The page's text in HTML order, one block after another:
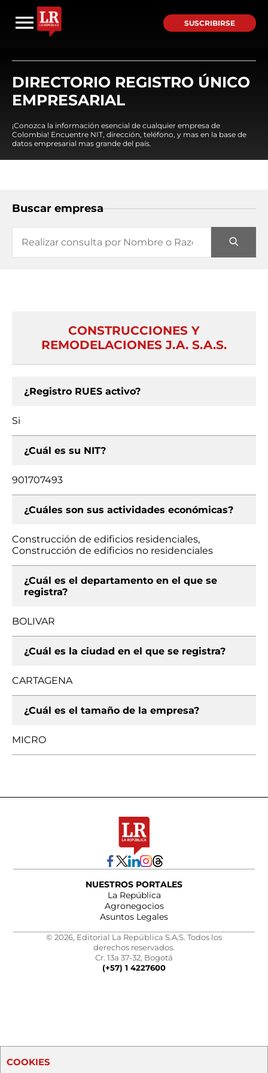
SUSCRIBIRSE
DIRECTORIO REGISTRO ÚNICO
EMPRESARIAL
¡Conozca la información esencial de cualquier empresa de
Colombia! Encuentre NIT, dirección, teléfono, y mas en la base de
datos empresarial mas grande del país.
Buscar empresa
CONSTRUCCIONES Y
REMODELACIONES J.A. S.A.S.
¿Registro RUES activo?
Si
¿Cuál es su NIT?
901707493
¿Cuáles son sus actividades económicas?
Construcción de edificios residenciales,
Construcción de edificios no residenciales
¿Cuál es el departamento en el que se
registra?
BOLIVAR
¿Cuál es la ciudad en el que se registra?
CARTAGENA
¿Cuál es el tamaño de la empresa?
MICRO
NUESTROS PORTALES
La República
Agronegocios
Asuntos Legales
© 2026, Editorial La República S.A.S. Todos los
derechos reservados.
Cr. 13a 37-32, Bogotá
(+57) 1 4227600
COOKIES